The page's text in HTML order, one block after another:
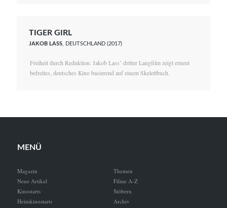
TIGER GIRL
JAKOB LASS , DEUTSCHLAND (2017)
Freiheit durch Reduktion: Jakob Lass’ dritter Langfilm zeigt erneut
befreites, deutsches Kino basierend auf einem Skelettbuch.
MENÜ
Magazin
Neue Artikel
Kinostarts
Heimkinostarts
Themen
Filme A-Z
Stöbern
Archiv